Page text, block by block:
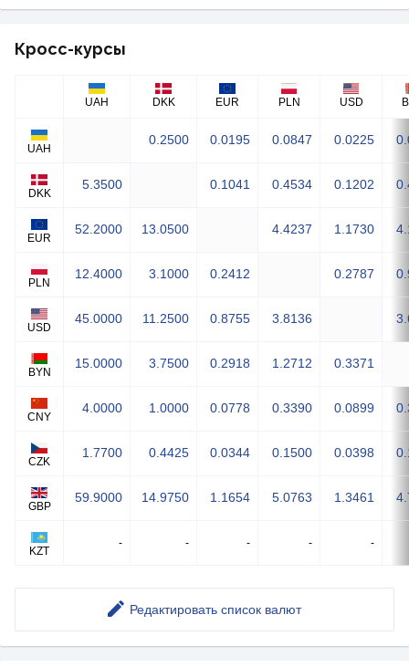
Кросс-курсы
UAH DKK EUR PLN USD
UAH
0.2500 0.0195 0.0847 0.0225
DKK
5.3500 0.1041 0.4534 0.1202
EUR
52.2000 13.0500 4.4237 1.1730
PLN
12.4000 3.1000 0.2412 0.2787
USD
45.0000 11.2500 0.8755 3.8136
BYN
15.0000 3.7500 0.2918 1.2712 0.3371
CNY
4.0000 1.0000 0.0778 0.3390 0.0899
CZK
1.7700 0.4425 0.0344 0.1500 0.0398
GBP
59.9000 14.9750 1.1654 5.0763 1.3461
KZT
- - - - -
Редактировать список валют